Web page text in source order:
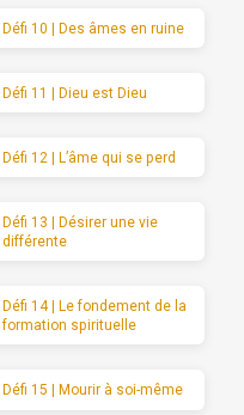
Défi 10 | Des âmes en ruine
Défi 11 | Dieu est Dieu
Défi 12 | L’âme qui se perd
Défi 13 | Désirer une vie
différente
Défi 14 | Le fondement de la
formation spirituelle
Défi 15 | Mourir à soi-même